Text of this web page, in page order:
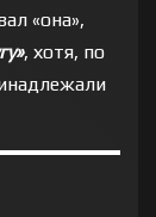
«она»,
, хотя, по